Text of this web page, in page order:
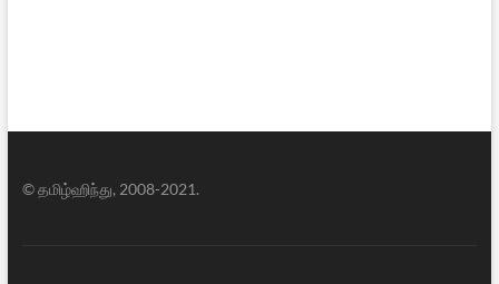
© தமிழ்ஹிந்து, 2008-2021.